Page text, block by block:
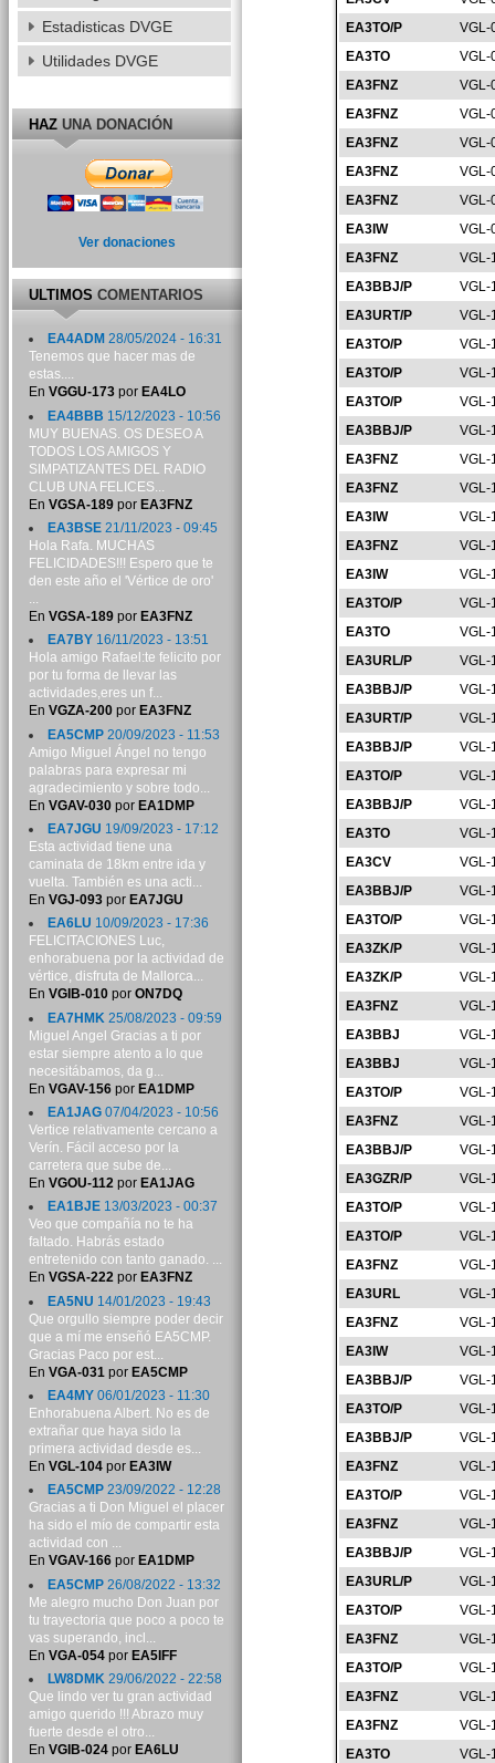
EA3TO/P
VGL-
EA3TO
VGL-
EA3FNZ
VGL-
EA3FNZ
VGL-
EA3FNZ
VGL-
EA3FNZ
VGL-
EA3FNZ
VGL-
EA3IW
VGL-
EA3FNZ
VGL-
EA3BBJ/P
VGL-
EA3URT/P
VGL-
EA3TO/P
VGL-
EA3TO/P
VGL-
EA3TO/P
VGL-
EA3BBJ/P
VGL-
EA3FNZ
VGL-
EA3FNZ
VGL-
EA3IW
VGL-
EA3FNZ
VGL-
EA3IW
VGL-
EA3TO/P
VGL-
EA3TO
VGL-
EA3URL/P
VGL-
EA3BBJ/P
VGL-
EA3URT/P
VGL-
EA3BBJ/P
VGL-
EA3TO/P
VGL-
EA3BBJ/P
VGL-
EA3TO
VGL-
EA3CV
VGL-
EA3BBJ/P
VGL-
EA3TO/P
VGL-
EA3ZK/P
VGL-
EA3ZK/P
VGL-
EA3FNZ
VGL-
EA3BBJ
VGL-
EA3BBJ
VGL-
EA3TO/P
VGL-
EA3FNZ
VGL-
EA3BBJ/P
VGL-
EA3GZR/P
VGL-
EA3TO/P
VGL-
EA3TO/P
VGL-
EA3FNZ
VGL-
EA3URL
VGL-
EA3FNZ
VGL-
EA3IW
VGL-
EA3BBJ/P
VGL-
EA3TO/P
VGL-
EA3BBJ/P
VGL-
EA3FNZ
VGL-
EA3TO/P
VGL-
EA3FNZ
VGL-
EA3BBJ/P
VGL-
EA3URL/P
VGL-
EA3TO/P
VGL-
EA3FNZ
VGL-
EA3TO/P
VGL-
EA3FNZ
VGL-
EA3FNZ
VGL-
EA3TO
VGL-
Estadisticas DVGE
Utilidades DVGE
HAZUNA DONACIÓN
Ver donaciones
ULTIMOSCOMENTARIOS
EA4ADM 28/05/2024 - 16:31
Tenemos que hacer mas de
estas....
En VGGU-173por EA4LO
EA4BBB 15/12/2023 - 10:56
MUY BUENAS. OS DESEO A
TODOS LOS AMIGOS Y
SIMPATIZANTES DEL RADIO
CLUB UNA FELICES...
En VGSA-189por EA3FNZ
EA3BSE21/11/2023 - 09:45
Hola Rafa. MUCHAS
FELICIDADES!!! Espero que te
den este año el 'Vértice de oro'
...
En VGSA-189por EA3FNZ
EA7BY16/11/2023 - 13:51
Hola amigo Rafael:te felicito por
por tu forma de llevar las
actividades,eres un f...
En VGZA-200por EA3FNZ
EA5CMP20/09/2023 - 11:53
Amigo Miguel Ángel no tengo
palabras para expresar mi
agradecimiento y sobre todo...
En VGAV-030por EA1DMP
EA7JGU 19/09/2023 - 17:12
Esta actividad tiene una
caminata de 18km entre ida y
vuelta. También es una acti...
En VGJ-093por EA7JGU
EA6LU 10/09/2023 - 17:36
FELICITACIONES Luc,
enhorabuena por la actividad de
vértice, disfruta de Mallorca...
En VGIB-010por ON7DQ
EA7HMK 25/08/2023 - 09:59
Miguel Angel Gracias a ti por
estar siempre atento a lo que
necesitábamos, da g...
En VGAV-156por EA1DMP
EA1JAG07/04/2023 - 10:56
Vertice relativamente cercano a
Verín. Fácil acceso por la
carretera que sube de...
En VGOU-112por EA1JAG
EA1BJE13/03/2023 - 00:37
Veo que compañía no te ha
faltado. Habrás estado
entretenido con tanto ganado. ...
En VGSA-222por EA3FNZ
EA5NU 14/01/2023 - 19:43
Que orgullo siempre poder decir
que a mí me enseñó EA5CMP.
Gracias Paco por est...
En VGA-031 por EA5CMP
EA4MY06/01/2023 - 11:30
Enhorabuena Albert. No es de
extrañar que haya sido la
primera actividad desde es...
En VGL-104por EA3IW
EA5CMP23/09/2022 - 12:28
Gracias a ti Don Miguel el placer
ha sido el mío de compartir esta
actividad con ...
En VGAV-166por EA1DMP
EA5CMP26/08/2022 - 13:32
Me alegro mucho Don Juan por
tu trayectoria que poco a poco te
vas superando, incl...
En VGA-054por EA5IFF
LW8DMK29/06/2022 - 22:58
Que lindo ver tu gran actividad
amigo querido !!! Abrazo muy
fuerte desde el otro...
En VGIB-024por EA6LU